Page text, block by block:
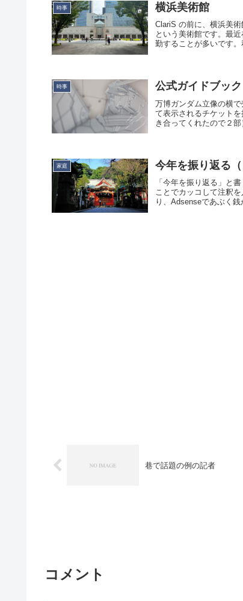
時事 横浜美術館
ClariS の前に、横浜美
という美術館です。最
勤することが多いです
時事 公式ガイドブッ
万博ガンダム立像の横
て表示されるチケット
き合ってくれたので２
家庭 今年を振り返る
「今年を振り返る」と
ことでカッコして注釈
り、Adsenseであぶく銭
巷で話題の例の記者
コメント